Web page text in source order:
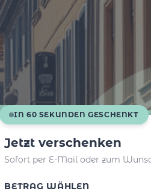
IN 60 SEKUNDEN GESCHENKT
Jetzt verschenken
Sofort per E-Mail oder zum
BETRAG WÄHLEN